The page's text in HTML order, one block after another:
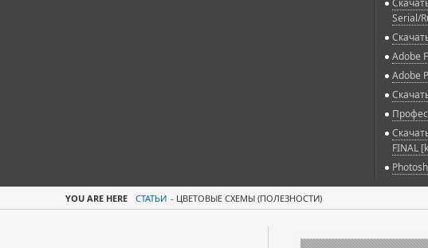
Serial/
Adobe
Adobe
FINAL
YOU ARE HERE СТАТЬИ - ЦВЕТОВЫЕ СХЕМЫ (ПОЛЕЗНОСТИ)